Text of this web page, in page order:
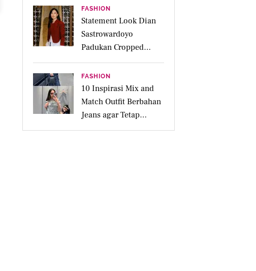
FASHION
Statement Look Dian
Sastrowardoyo
Padukan Cropped
Beskap dan Ripped
Jeans, Hadirkan Pesona
Kartini yang Edgy
FASHION
10 Inspirasi Mix and
Match Outfit Berbahan
Jeans agar Tetap
Tampil Stylish